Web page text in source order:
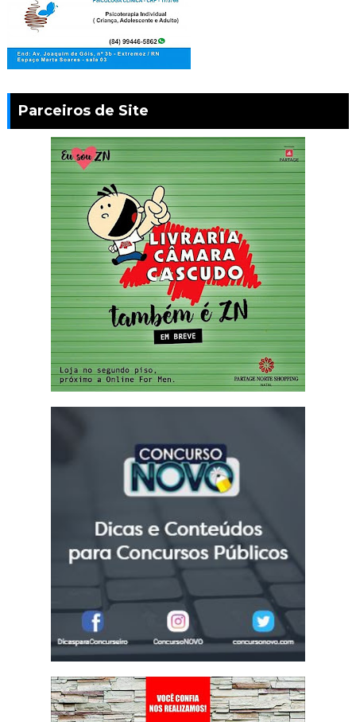
Parceiros de Site